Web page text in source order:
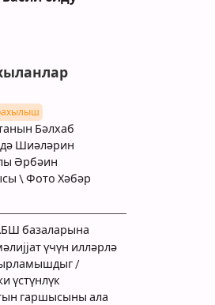
Бәлхаб
Шиәләрин
Әрбәин
\ Фото Хәбәр
базаларына
үчүн илләрлә
/
үстүнлүк
гаршысыны ала